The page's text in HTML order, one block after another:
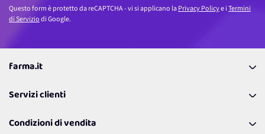
Questo form è protetto da reCAPTCHA - vi si applicano laPrivacy Policye iTermini
di Serviziodi Google.
farma.it
Coupon
Lavora con noi
Servizi clienti
Richiamami
Condizioni di vendita